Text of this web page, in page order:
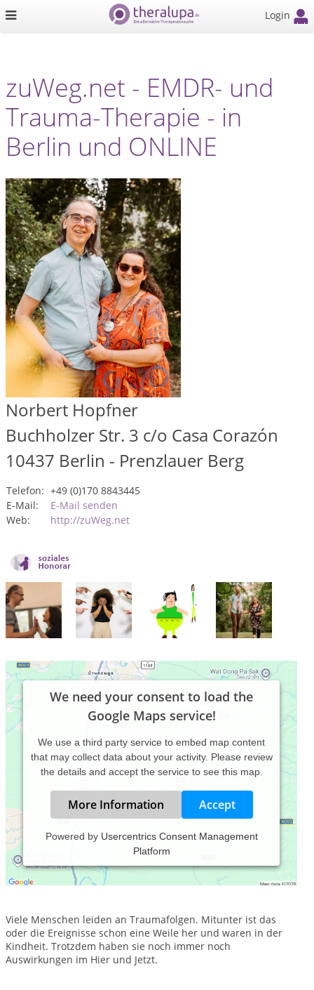
Login
zuWeg.net - EMDR- und
Trauma-Therapie - in
Berlin und ONLINE
Norbert Hopfner
Buchholzer Str. 3 c/o Casa Corazón
10437 Berlin - Prenzlauer Berg
Telefon: +49 (0)170 8843445
E-Mail:
E-Mail senden
Web:
http://zuWeg.net
We need your consent to load the
Google Maps service!
We use a third party service to embed map content
that may collect data about your activity. Please review
the details and accept the service to see this map.
More Information Accept
Powered by Usercentrics Consent Management
Platform
Stress auf der Arbeit, nicht aus dem Bett hoch kommen oder
zur Schlafenszeit kein Auge zudrücken können - kommt Dir
das bekannt vor?
Viele Menschen leiden an Traumafolgen. Mitunter ist das
oder die Ereignisse schon eine Weile her und waren in der
Kindheit. Trotzdem haben sie noch immer noch
Auswirkungen im Hier und Jetzt.